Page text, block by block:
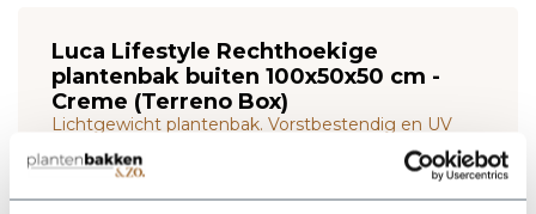
Luca Lifestyle Rechthoekige
plantenbak buiten 100x50x50 cm -
Creme (Terreno Box)
Lichtgewicht plantenbak. Vorstbestendig en UV
Wij leveren rechtstreeks vanuit het magazijn van
Luca Lifestyle. Mocht het product niet op voorraad